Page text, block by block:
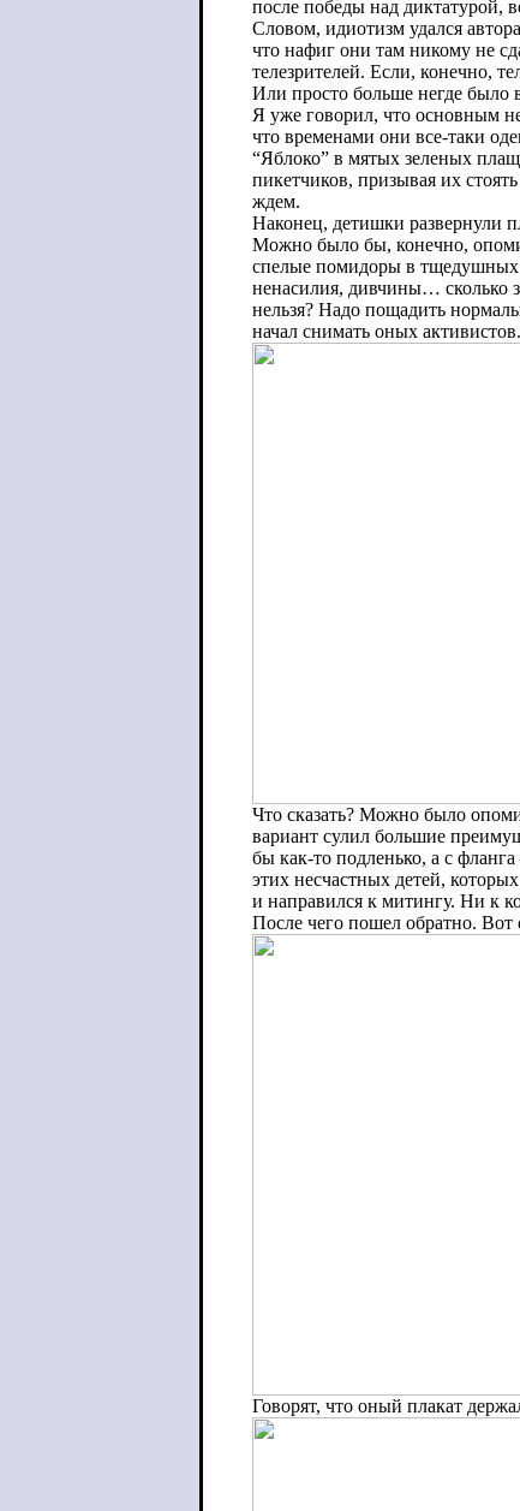
после победы над диктатурой,
Словом, идиотизм удался
что нафиг они там никому не
телезрителей. Если, конечно,
Или просто больше негде было
Я уже говорил, что основным
что временами они все-таки
“Яблоко” в мятых зеленых
пикетчиков, призывая их
ждем.
Наконец, детишки развернули
Можно было бы, конечно,
спелые помидоры в тщедушных
ненасилия, дивчины… сколько
нельзя? Надо пощадить
начал снимать оных
Что сказать? Можно было
вариант сулил большие
бы как-то подленько, а с
этих несчастных детей,
и направился к митингу. Ни к
После чего пошел обратно. Вот
Говорят, что оный плакат